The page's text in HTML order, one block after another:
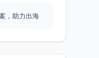
，助力出海